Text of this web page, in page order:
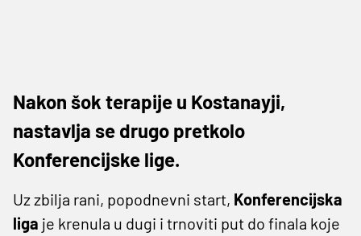
Nakon šok terapije u Kostanayji,
nastavlja se drugo pretkolo
Konferencijske lige.
Uz zbilja rani, popodnevni start, Konferencijska
liga je krenula u dugi i trnoviti put do finala koje